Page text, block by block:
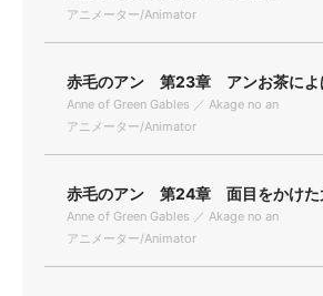
アニメーター/Animator
赤毛のアン 第23章 アンお茶によ
Anne of Green Gables ／ Akage no an
アニメーター/Animator
赤毛のアン 第24章 面目をかけた
Anne of Green Gables ／ Akage no an
アニメーター/Animator